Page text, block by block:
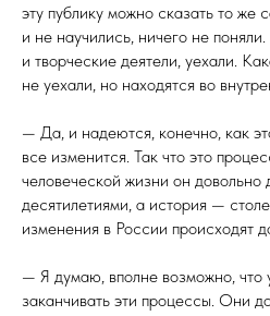
эту публику можно сказать то же
и не научились, ничего не
и творческие деятели, уехали.
не уехали, но находятся во
— Да, и надеются, конечно, как
все изменится. Так что это
человеческой жизни он
десятилетиями, а история —
изменения в России происходят
— Я думаю, вполне возможно, что
заканчивать эти процессы. Они